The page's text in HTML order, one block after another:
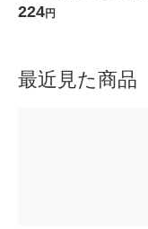
法39X39 穴数2 TK19-L2C 1
224円
最近見た商品